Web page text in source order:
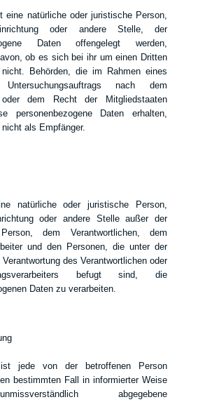
eine natürliche oder juristische Person,
oder andere Stelle, der
Daten offengelegt werden,
ob es sich bei ihr um einen Dritten
nicht. Behörden, die im Rahmen eines
Untersuchungsauftrags nach dem
oder dem Recht der Mitgliedstaaten
personenbezogene Daten erhalten,
als Empfänger.
natürliche oder juristische Person,
oder andere Stelle außer der
dem Verantwortlichen, dem
und den Personen, die unter der
des Verantwortlichen oder
befugt sind, die
Daten zu verarbeiten.
ist jede von der betroffenen Person
bestimmten Fall in informierter Weise
abgegebene